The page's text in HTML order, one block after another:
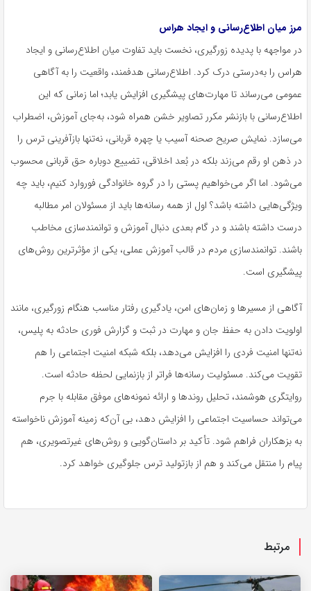
مرز میان اطلاع‌رسانی و ایجاد هراس
در مواجهه با پدیده زورگیری، نخست باید تفاوت میان اطلاع‌رسانی و ایجاد
هراس را به‌درستی درک کرد. اطلاع‌رسانی هدفمند، واقعیت را به آگاهی
عمومی می‌رساند تا مهارت‌های پیشگیری افزایش یابد؛ اما زمانی که این
اطلاع‌رسانی با بازنشر مکرر تصاویر خشن همراه شود، به‌جای آموزش، اضطراب
می‌سازد. نمایش صریح صحنه آسیب یا چهره قربانی، نه‌تنها بازآفرینی ترس را
در ذهن او رقم می‌زند بلکه در بُعد اخلاقی، تضییع دوباره حق قربانی محسوب
می‌شود. اما اگر می‌خواهیم پستی را در گروه خانوادگی فوروارد کنیم، باید چه
ویژگی‌هایی داشته باشد؟ اول از همه رسانه‌ها باید از مسئولان امر مطالبه
درست داشته باشند و در گام بعدی دنبال آموزش و توانمندسازی مخاطب
باشند. توانمندسازی مردم در قالب آموزش عملی، یکی از مؤثرترین روش‌های
پیشگیری است.
آگاهی از مسیرها و زمان‌های امن، یادگیری رفتار مناسب هنگام زورگیری، مانند
اولویت دادن به حفظ جان و مهارت در ثبت و گزارش فوری حادثه به پلیس،
نه‌تنها امنیت فردی را افزایش می‌دهد، بلکه شبکه امنیت اجتماعی را هم
تقویت می‌کند. مسئولیت رسانه‌ها فراتر از بازنمایی لحظه حادثه است.
روایتگری هوشمند، تحلیل روندها و ارائه نمونه‌های موفق مقابله با جرم
می‌تواند حساسیت اجتماعی را افزایش دهد، بی آن‌که زمینه آموزش ناخواسته
به بزهکاران فراهم شود. تأکید بر داستان‌گویی و روش‌های غیرتصویری، هم
پیام را منتقل می‌کند و هم از بازتولید ترس جلوگیری خواهد کرد.
مرتبط